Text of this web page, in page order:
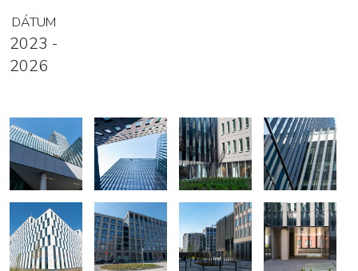
DÁTUM
2023 -
2026